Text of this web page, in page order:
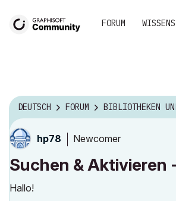
FORUM
DEUTSCH FORUM BIBLIOTHEKEN
hp78 Newcomer
Suchen & Aktivieren
Hallo!